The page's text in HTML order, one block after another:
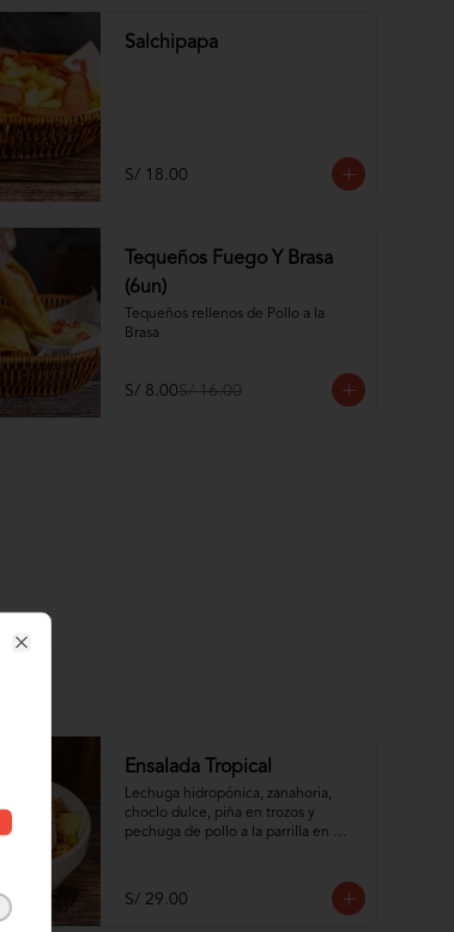
Salchipapa
S/ 18.00
Tequeños Fuego Y Brasa
(6un)
Tequeños rellenos de Pollo a la
Brasa
S/ 8.00S/ 16.00
Ensalada Tropical
Lechuga hidropónica, zanahoria,
choclo dulce, piña en trozos y
pechuga de pollo a la parrilla en
S/ 29.00